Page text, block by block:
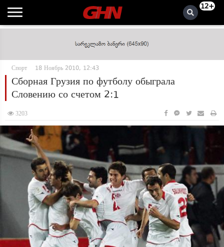
12+
Спорт 18 Ноябрь 2010, 12:43
Сборная Грузия по футболу обыграла
Словению со счетом 2:1
3203